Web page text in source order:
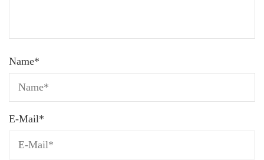
Name*
E-Mail*